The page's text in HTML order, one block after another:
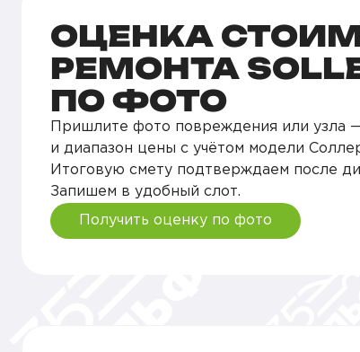
ОЦЕНКА
РЕМОНТА
ПО ФОТО
Пришлите фото повреждения или узла
и диапазон цены с учётом модели
Итоговую смету подтверждаем после
Запишем в удобный слот.
Получить оценку по фото